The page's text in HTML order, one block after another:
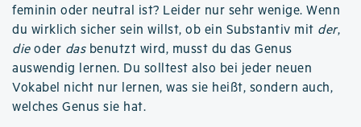
feminin oder neutral ist? Leider nur sehr wenige. Wenn
du wirklich sicher sein willst, ob ein Substantiv mit der,
dieoder dasbenutzt wird, musst du das Genus
auswendig lernen. Du solltest also bei jeder neuen
Vokabel nicht nur lernen, was sie heißt, sondern auch,
welches Genus sie hat.